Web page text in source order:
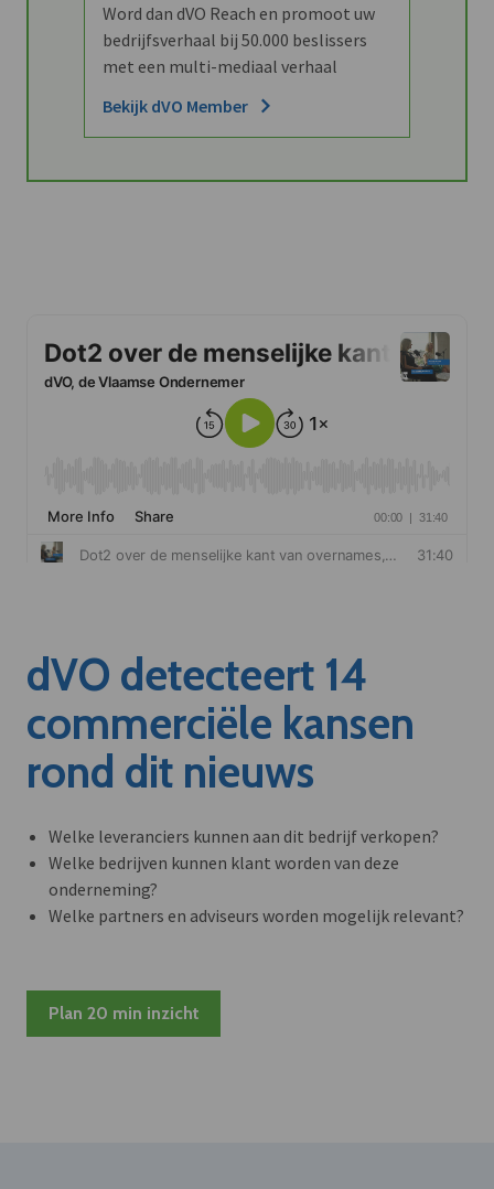
Word dan dVO Reach en promoot uw
bedrijfsverhaal bij 50.000 beslissers
met een multi-mediaal verhaal
Bekijk dVO Member
dVO detecteert 14
commerciële kansen
rond dit nieuws
Welke leveranciers kunnen aan dit bedrijf verkopen?
Welke bedrijven kunnen klant worden van deze
onderneming?
Welke partners en adviseurs worden mogelijk relevant?
Plan 20 min inzicht